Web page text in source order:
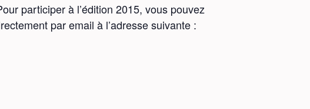
participer à l’édition 2015, vous pouvez
par email à l’adresse suivante :